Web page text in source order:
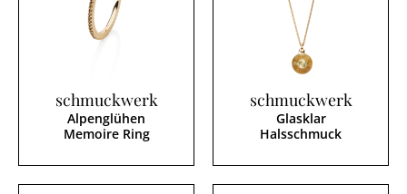
schmuckwerk
Alpenglühen
Memoire Ring
schmuckwerk
Glasklar
Halsschmuck